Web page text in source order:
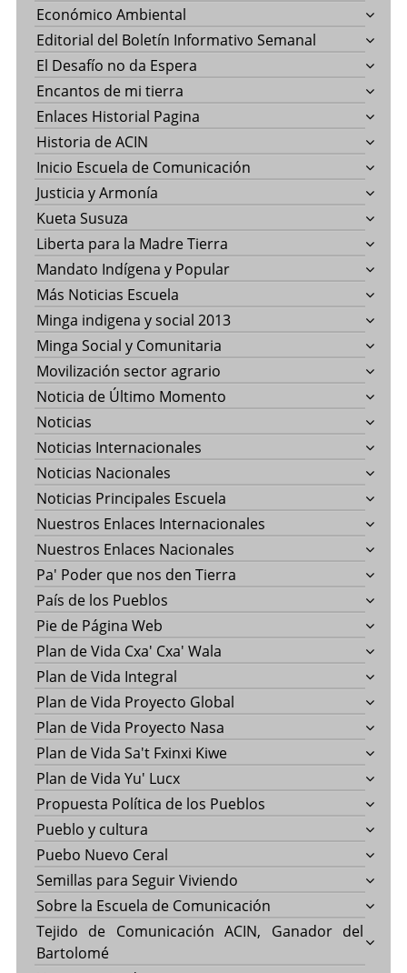
Económico Ambiental
Editorial del Boletín Informativo Semanal
El Desafío no da Espera
Encantos de mi tierra
Enlaces Historial Pagina
Historia de ACIN
Inicio Escuela de Comunicación
Justicia y Armonía
Kueta Susuza
Liberta para la Madre Tierra
Mandato Indígena y Popular
Más Noticias Escuela
Minga indigena y social 2013
Minga Social y Comunitaria
Movilización sector agrario
Noticia de Último Momento
Noticias
Noticias Internacionales
Noticias Nacionales
Noticias Principales Escuela
Nuestros Enlaces Internacionales
Nuestros Enlaces Nacionales
Pa' Poder que nos den Tierra
País de los Pueblos
Pie de Página Web
Plan de Vida Cxa' Cxa' Wala
Plan de Vida Integral
Plan de Vida Proyecto Global
Plan de Vida Proyecto Nasa
Plan de Vida Sa't Fxinxi Kiwe
Plan de Vida Yu' Lucx
Propuesta Política de los Pueblos
Pueblo y cultura
Puebo Nuevo Ceral
Semillas para Seguir Viviendo
Sobre la Escuela de Comunicación
Tejido de Comunicación ACIN, Ganador del
Bartolomé